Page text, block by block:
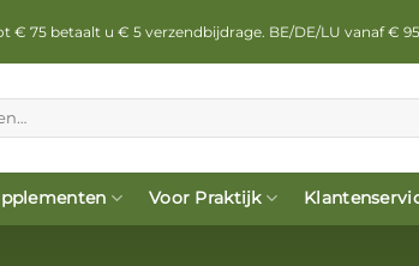
75 betaalt u € 5 verzendbijdrage. BE/DE/LU vanaf €
Voor Praktijk